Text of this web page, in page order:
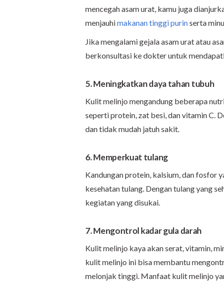
mencegah asam urat, kamu juga
menjauhimakanan tinggi purinserta
Jika mengalami gejala asam urat atau
berkonsultasi ke dokter untuk
5. Meningkatkan daya tahan tubuh
Kulit melinjo mengandung beberapa
seperti protein, zat besi, dan vitamin C.
dan tidak mudah jatuh sakit.
6. Memperkuat tulang
Kandungan protein, kalsium, dan fosfor
kesehatan tulang. Dengan tulang yang
kegiatan yang disukai.
7.Mengontrol kadar gula darah
Kulit melinjo kaya akan serat, vitamin,
kulit melinjo ini bisa membantu
melonjak tinggi. Manfaat kulit melinjo